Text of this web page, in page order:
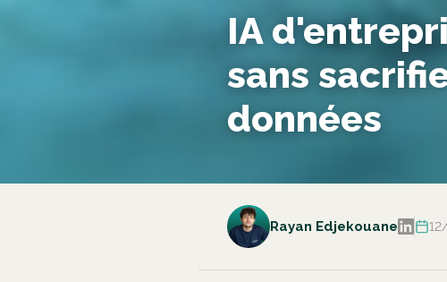
IA
sans
données
Rayan Edjekouane